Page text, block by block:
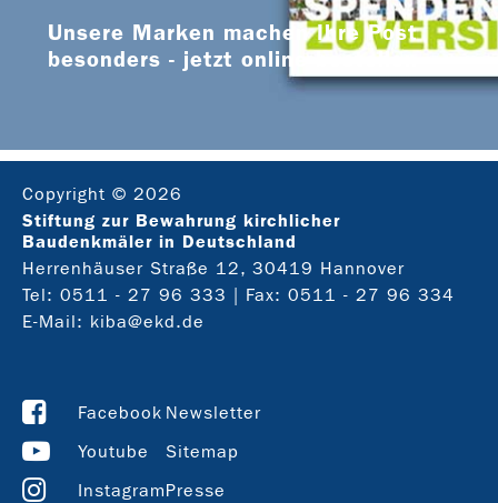
Unsere Marken machen Ihre Post
besonders - jetzt online bestellen
Copyright © 2026
Stiftung zur Bewahrung kirchlicher
Baudenkmäler in Deutschland
Herrenhäuser Straße 12, 30419 Hannover
Tel: 0511 - 27 96 333 | Fax: 0511 - 27 96 334
E-Mail: kiba@ekd.de
Facebook
Youtube
Instagram
Newsletter
Sitemap
Presse